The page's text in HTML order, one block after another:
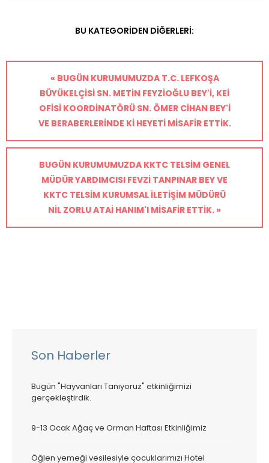
BU KATEGORIDEN DIĞERLERI:
« BUGÜN KURUMUMUZDA T.C. LEFKOŞA
BÜYÜKELÇISI SN. METIN FEYZIOĞLU BEY'I, KEİ
OFISI KOORDINATÖRÜ SN. ÖMER CIHAN BEY'I
VE BERABERLERINDE KI HEYETI MISAFIR ETTIK.
BUGÜN KURUMUMUZDA KKTC TELSIM GENEL
MÜDÜR YARDIMCISI FEVZI TANPINAR BEY VE
KKTC TELSIM KURUMSAL İLETIŞIM MÜDÜRÜ
NIL ZORLU ATAI HANIM'I MISAFIR ETTIK. »
Son Haberler
Bugün "Hayvanları Tanıyoruz" etkinliğimizi
gerçekleştirdik.
9-13 Ocak Ağaç ve Orman Haftası Etkinliğimiz
Öğlen yemeği vesilesiyle çocuklarımızı Hotel